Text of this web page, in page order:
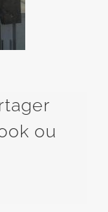
ou